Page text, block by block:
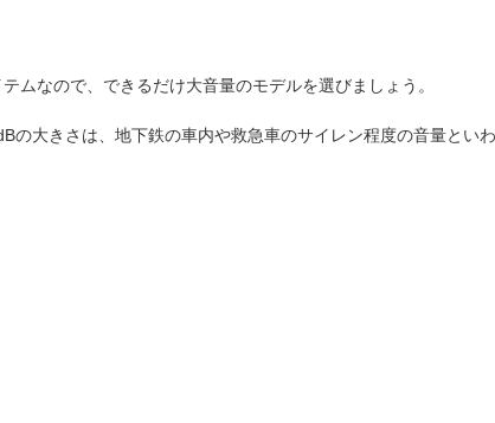
ムなので、できるだけ大音量のモデルを選びましょう。
大きさは、地下鉄の車内や救急車のサイレン程度の音量といわ